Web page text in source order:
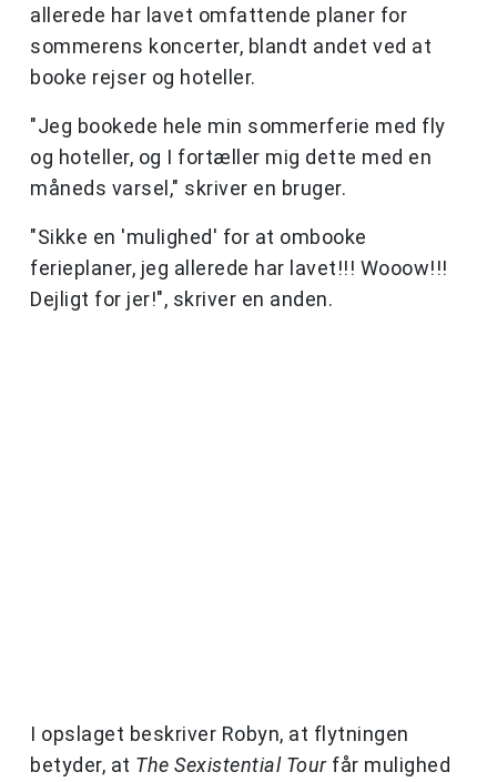
allerede har lavet omfattende planer for
sommerens koncerter, blandt andet ved at
booke rejser og hoteller.
"Jeg bookede hele min sommerferie med fly
og hoteller, og I fortæller mig dette med en
måneds varsel," skriver en bruger.
"Sikke en 'mulighed' for at ombooke
ferieplaner, jeg allerede har lavet!!! Wooow!!!
Dejligt for jer!", skriver en anden.
I opslaget beskriver Robyn, at flytningen
betyder, at The Sexistential Tourfår mulighed